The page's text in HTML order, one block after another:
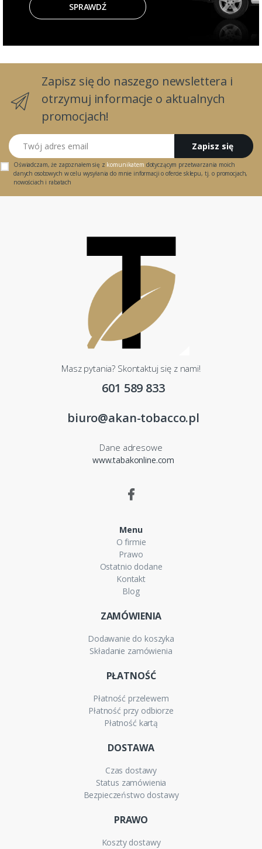
SPRAWDŹ
Zapisz się do naszego newslettera i
otrzymuj informacje o aktualnych
promocjach!
Twój adres email
Zapisz się
Oświadczam, że zapoznałem się z komunikatem dotyczącym przetwarzania moich
danych osobowych w celu wysyłania do mnie informacji o ofercie sklepu, tj. o promocjach,
nowościach i rabatach
Masz pytania? Skontaktuj się z nami!
601 589 833
biuro@akan-tobacco.pl
Dane adresowe
www.tabakonline.com
Menu
O firmie
Prawo
Ostatnio dodane
Kontakt
Blog
ZAMÓWIENIA
Dodawanie do koszyka
Składanie zamówienia
PŁATNOŚĆ
Płatność przelewem
Płatność przy odbiorze
Płatność kartą
DOSTAWA
Czas dostawy
Status zamówienia
Bezpieczeństwo dostawy
PRAWO
Koszty dostawy